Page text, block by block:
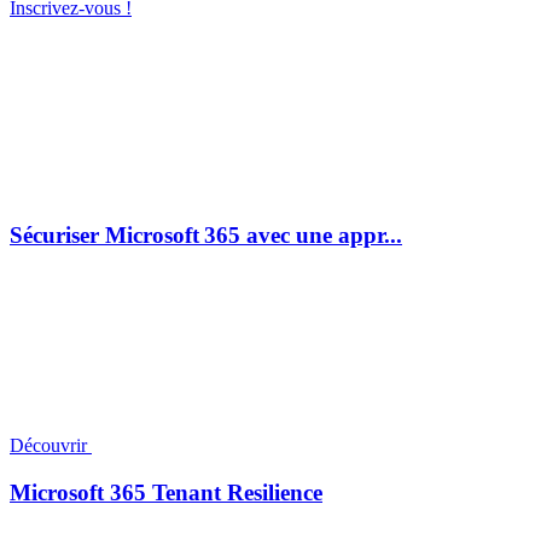
Inscrivez-vous !
Sécuriser Microsoft 365 avec une appr...
Découvrir
Microsoft 365 Tenant Resilience